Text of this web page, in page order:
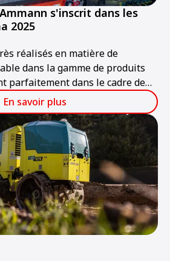
s'inscrit dans les
2025
réalisés en matière de
dans la gamme de produits
parfaitement dans le cadre de
à Munich du 7 au 13 avril.
En savoir plus